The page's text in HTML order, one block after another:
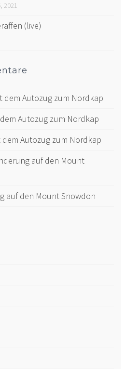
2021
(live)
dem Autozug zum Nordkap
Autozug zum Nordkap
dem Autozug zum Nordkap
auf den Mount
auf den Mount Snowdon